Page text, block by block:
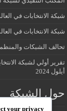
شبكة الانتخابات في
شبكة الانتخابات في
تحالف الشبكات
تقرير أولي لشبكة
أيلول 2024
حول الشبكة
your privacy